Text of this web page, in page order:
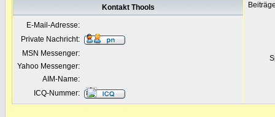
Kontakt Thools
E-Mail-Adresse:
Private Nachricht:
MSN Messenger:
Yahoo Messenger:
AIM-Name:
ICQ-Nummer: